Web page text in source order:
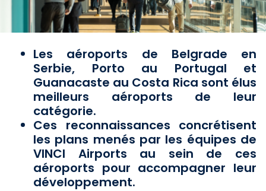
Les aéroports de Belgrade en
Serbie, Porto au Portugal et
Guanacaste au Costa Rica sont élus
meilleurs aéroports de leur
catégorie.
Ces reconnaissances concrétisent
les plans menés par les équipes de
VINCI Airports au sein de ces
aéroports pour accompagner leur
développement.